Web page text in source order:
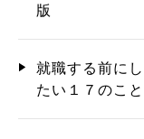
版
就職する前に
たい１７のこと